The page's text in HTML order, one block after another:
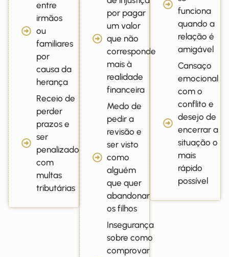
entre
irmãos
ou
familiares
por
causa da
herança
Receio de
perder
prazos e
ser
penalizado
com
multas
tributárias
por pagar
um valor
que não
corresponde
mais à
realidade
financeira
Medo de
pedir a
revisão e
ser visto
como
alguém
que quer
abandonar
os filhos
Insegurança
sobre como
comprovar
funciona
quando a
relação é
amigável
Cansaço
emocional
com o
conflito e
desejo de
encerrar a
situação o
mais
rápido
possível